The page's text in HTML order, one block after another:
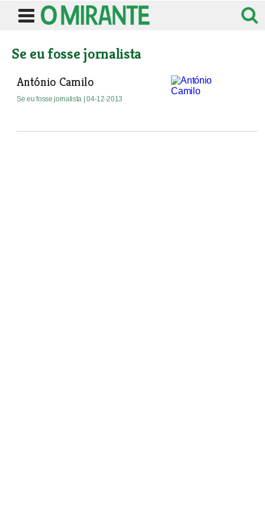
Se eu fosse jornalista
António Camilo
Se eu fosse jornalista | 04-12-2013